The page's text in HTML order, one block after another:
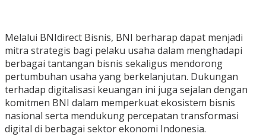
Melalui BNIdirect Bisnis, BNI berharap dapat menjadi
mitra strategis bagi pelaku usaha dalam menghadapi
berbagai tantangan bisnis sekaligus mendorong
pertumbuhan usaha yang berkelanjutan. Dukungan
terhadap digitalisasi keuangan ini juga sejalan dengan
komitmen BNI dalam memperkuat ekosistem bisnis
nasional serta mendukung percepatan transformasi
digital di berbagai sektor ekonomi Indonesia.